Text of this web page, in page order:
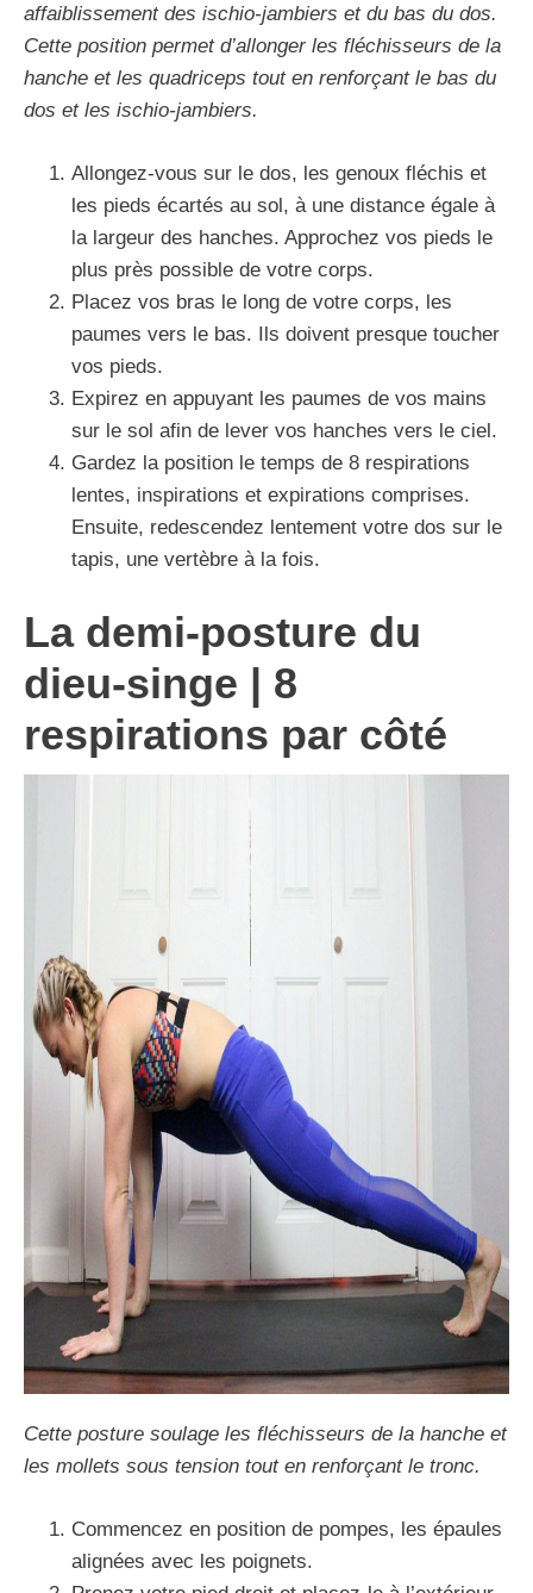
affaiblissement des ischio-jambiers et du bas du dos.
Cette position permet d’allonger les fléchisseurs de la
hanche et les quadriceps tout en renforçant le bas du
dos et les ischio-jambiers.
Allongez-vous sur le dos, les genoux fléchis et
les pieds écartés au sol, à une distance égale à
la largeur des hanches. Approchez vos pieds le
plus près possible de votre corps.
Placez vos bras le long de votre corps, les
paumes vers le bas. Ils doivent presque toucher
vos pieds.
Expirez en appuyant les paumes de vos mains
sur le sol afin de lever vos hanches vers le ciel.
Gardez la position le temps de 8 respirations
lentes, inspirations et expirations comprises.
Ensuite, redescendez lentement votre dos sur le
tapis, une vertèbre à la fois.
La demi-posture du
dieu-singe | 8
respirations par côté
Cette posture soulage les fléchisseurs de la hanche et
les mollets sous tension tout en renforçant le tronc.
Commencez en position de pompes, les épaules
alignées avec les poignets.